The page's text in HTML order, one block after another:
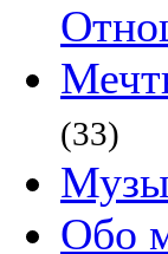
(33)
Обо